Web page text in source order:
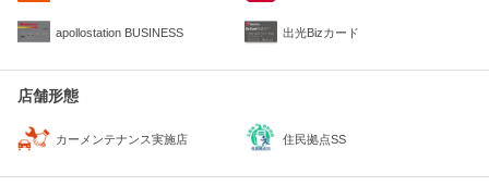
apollostation BUSINESS 出光Bizカード
店舗形態
カーメンテナンス実施店 住民拠点SS